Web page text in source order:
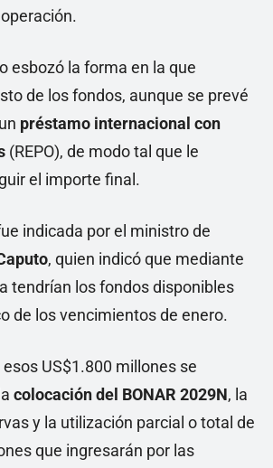
esbozó la forma en la que
de los fondos, aunque se prevé
préstamo internacional con
(REPO), de modo tal que le
el importe final.
indicada por el ministro de
, quien indicó que mediante
tendrían los fondos disponibles
de los vencimientos de enero.
US$1.800 millones se
colocación del BONAR 2029N, la
y la utilización parcial o total de
que ingresarán por las